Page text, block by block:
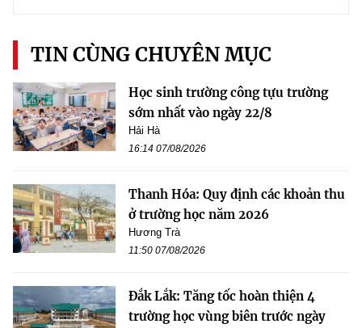
TIN CÙNG CHUYÊN MỤC
Học sinh trường công tựu trường
sớm nhất vào ngày 22/8
Hải Hà
16:14 07/08/2026
Thanh Hóa: Quy định các khoản thu
ở trường học năm 2026
Hương Trà
11:50 07/08/2026
Đắk Lắk: Tăng tốc hoàn thiện 4
trường học vùng biên trước ngày